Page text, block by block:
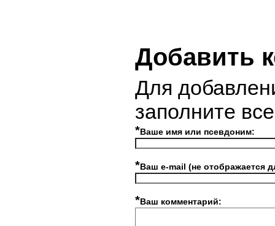
Добавить
Для
заполните
*Ваше имя или псевдоним:
*Ваш e-mail (не отображается
*Ваш комментарий: